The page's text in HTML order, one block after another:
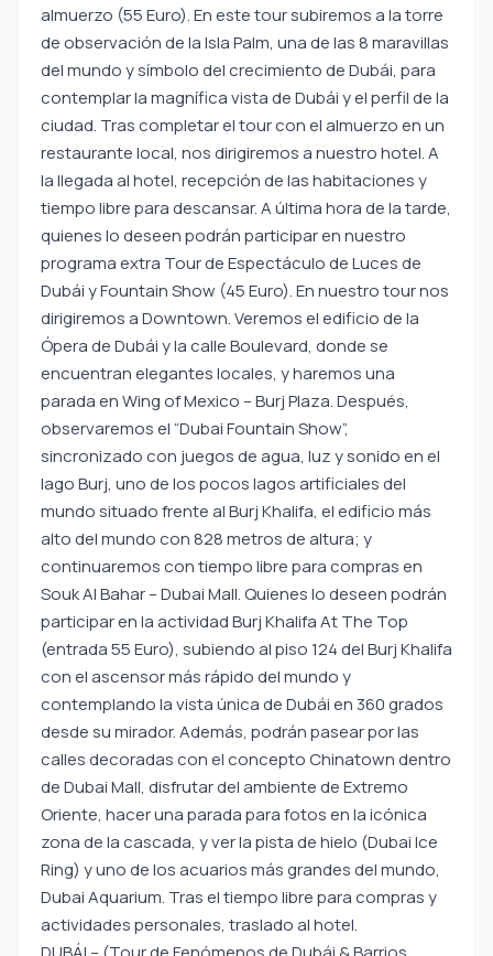
almuerzo (55 Euro). En este tour subiremos a la torre
de observación de la Isla Palm, una de las 8 maravillas
del mundo y símbolo del crecimiento de Dubái, para
contemplar la magnífica vista de Dubái y el perfil de la
ciudad. Tras completar el tour con el almuerzo en un
restaurante local, nos dirigiremos a nuestro hotel. A
la llegada al hotel, recepción de las habitaciones y
tiempo libre para descansar. A última hora de la tarde,
quienes lo deseen podrán participar en nuestro
programa extra Tour de Espectáculo de Luces de
Dubái y Fountain Show (45 Euro). En nuestro tour nos
dirigiremos a Downtown. Veremos el edificio de la
Ópera de Dubái y la calle Boulevard, donde se
encuentran elegantes locales, y haremos una
parada en Wing of Mexico – Burj Plaza. Después,
observaremos el “Dubai Fountain Show”,
sincronizado con juegos de agua, luz y sonido en el
lago Burj, uno de los pocos lagos artificiales del
mundo situado frente al Burj Khalifa, el edificio más
alto del mundo con 828 metros de altura; y
continuaremos con tiempo libre para compras en
Souk Al Bahar – Dubai Mall. Quienes lo deseen podrán
participar en la actividad Burj Khalifa At The Top
(entrada 55 Euro), subiendo al piso 124 del Burj Khalifa
con el ascensor más rápido del mundo y
contemplando la vista única de Dubái en 360 grados
desde su mirador. Además, podrán pasear por las
calles decoradas con el concepto Chinatown dentro
de Dubai Mall, disfrutar del ambiente de Extremo
Oriente, hacer una parada para fotos en la icónica
zona de la cascada, y ver la pista de hielo (Dubai Ice
Ring) y uno de los acuarios más grandes del mundo,
Dubai Aquarium. Tras el tiempo libre para compras y
actividades personales, traslado al hotel.